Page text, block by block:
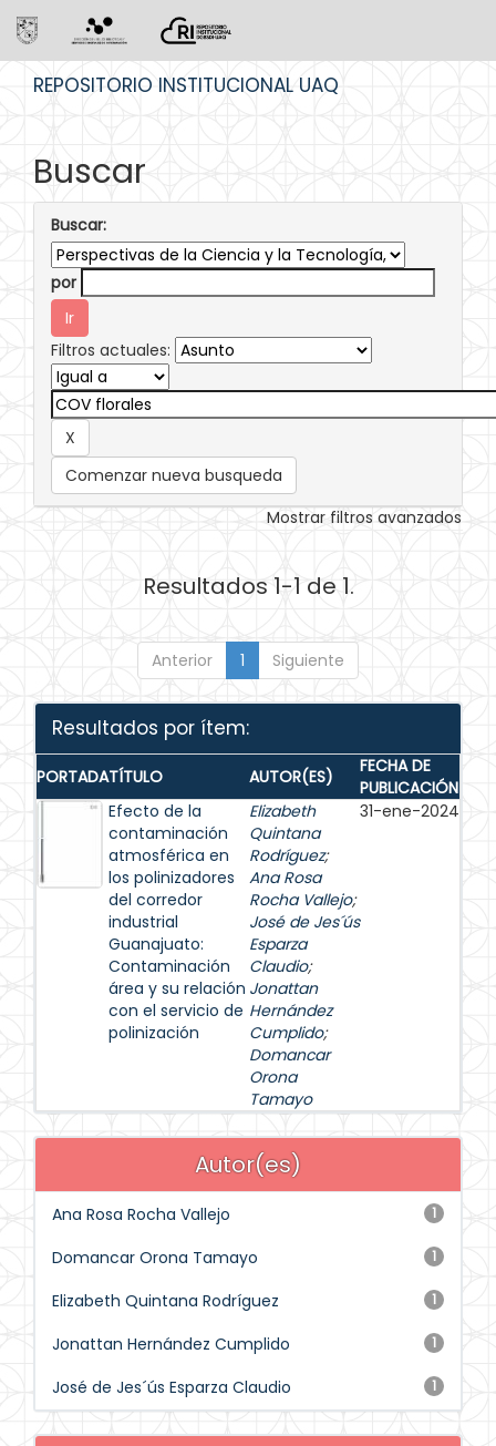
REPOSITORIO INSTITUCIONAL UAQ
Buscar
Buscar:
por
Filtros actuales:
Comenzar nueva busqueda
Mostrar filtros avanzados
Resultados 1-1 de 1.
Anterior 1 Siguiente
Resultados por ítem:
PORTADATÍTULO AUTOR(ES)
FECHA DE
PUBLICACIÓN
Efecto de la
contaminación
atmosférica en
los polinizadores
del corredor
industrial
Guanajuato:
Contaminación
área y su relación
con el servicio de
polinización
Elizabeth
Quintana
Rodríguez;
Ana Rosa
Rocha Vallejo;
José de Jes´ús
Esparza
Claudio;
Jonattan
Hernández
Cumplido;
Domancar
Orona
Tamayo
31-ene-2024
Autor(es)
1
Ana Rosa Rocha Vallejo
1
Domancar Orona Tamayo
1
Elizabeth Quintana Rodríguez
1
Jonattan Hernández Cumplido
1
José de Jes´ús Esparza Claudio